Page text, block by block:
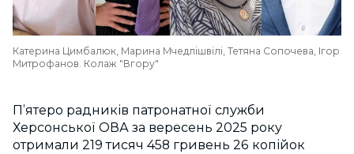
Катерина Цимбалюк, Марина Мчедлішвілі, Тетяна Сопочева, Ігор
Митрофанов. Колаж "Вгору"
П’ятеро радників патронатної служби
Херсонської ОВА за вересень 2025 року
отримали 219 тисяч 458 гривень 26 копійок